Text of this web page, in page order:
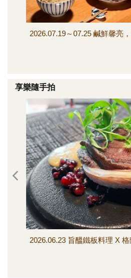
2026.07.19～07.25 鹹鮮馨亮
享樂隨手拍
2026.06.23 旨醞鐵板料理 X